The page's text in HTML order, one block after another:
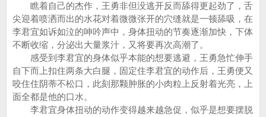
瞧着自己的杰作，王勇非但没逃开反而舔得更起劲了，舌
尖迎着喷洒而出的水花对着微微张开的穴缝就是一顿舔吸，在
李君宜如诉如泣的呻吟声中，身体扭动的节奏逐渐加快，下体
不断收缩，分泌出大量浆汁，又将要再次高潮了。
感受到李君宜的身体似乎本能的想要逃避，王勇急忙伸手
自下而上扣住两条大白腿，固定住李君宜的动作后，王勇便又
咬住住阴蒂不松口，此刻那颗肿胀的小肉粒上反射着光亮，上
面全都是他的口水。
李君宜身体扭动的动作变得越来越急促，似乎是想要摆脱